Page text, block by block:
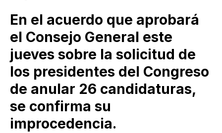
En el acuerdo que aprobará
el Consejo General este
jueves sobre la solicitud de
los presidentes del Congreso
de anular 26 candidaturas,
se confirma su
improcedencia.